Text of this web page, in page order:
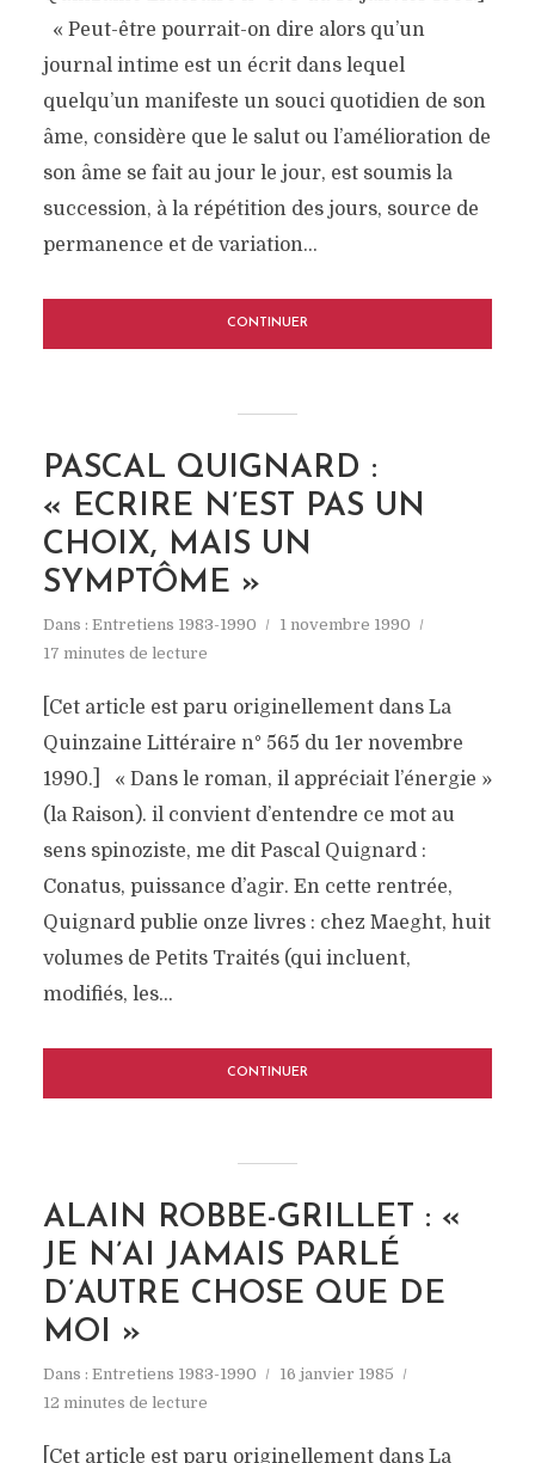
« Peut-être pourrait-on dire alors qu’un
journal intime est un écrit dans lequel
quelqu’un manifeste un souci quotidien de son
âme, considère que le salut ou l’amélioration de
son âme se fait au jour le jour, est soumis la
succession, à la répétition des jours, source de
permanence et de variation...
CONTINUER
PASCAL QUIGNARD :
« ECRIRE N’EST PAS UN
CHOIX, MAIS UN
SYMPTÔME »
Dans : Entretiens 1983-1990
1 novembre 1990
17 minutes de lecture
[Cet article est paru originellement dans La
Quinzaine Littéraire n° 565 du 1er novembre
1990.] « Dans le roman, il appréciait l’énergie »
(la Raison). il convient d’entendre ce mot au
sens spinoziste, me dit Pascal Quignard :
Conatus, puissance d’agir. En cette rentrée,
Quignard publie onze livres : chez Maeght, huit
volumes de Petits Traités (qui incluent,
modifiés, les...
CONTINUER
ALAIN ROBBE-GRILLET : «
JE N’AI JAMAIS PARLÉ
D’AUTRE CHOSE QUE DE
MOI »
Dans : Entretiens 1983-1990
16 janvier 1985
12 minutes de lecture
[Cet article est paru originellement dans La